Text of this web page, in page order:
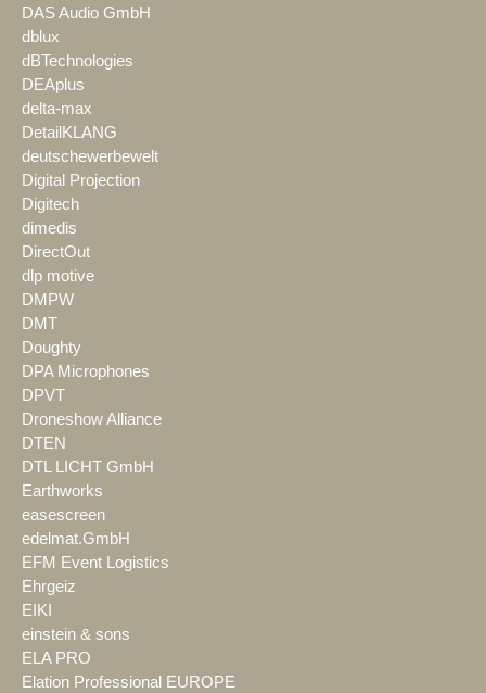
DAS Audio GmbH
dblux
dBTechnologies
DEAplus
delta-max
DetailKLANG
deutschewerbewelt
Digital Projection
Digitech
dimedis
DirectOut
dlp motive
DMPW
DMT
Doughty
DPA Microphones
DPVT
Droneshow Alliance
DTEN
DTL LICHT GmbH
Earthworks
easescreen
edelmat.GmbH
EFM Event Logistics
Ehrgeiz
EIKI
einstein & sons
ELA PRO
Elation Professional EUROPE